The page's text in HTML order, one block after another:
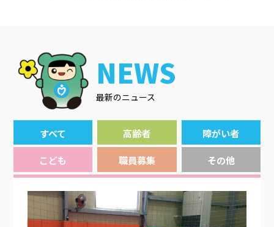
NEWS
最新のニュース
すべて 高齢者 障がい者
こども 職員募集 その他